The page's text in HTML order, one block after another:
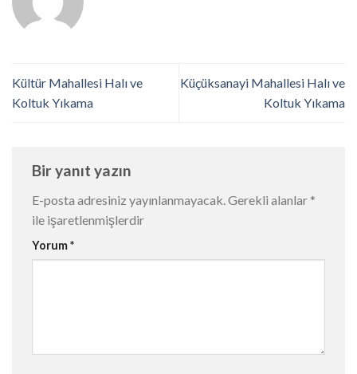
Kültür Mahallesi Halı ve
Koltuk Yıkama
Küçüksanayi Mahallesi Halı ve
Koltuk Yıkama
Bir yanıt yazın
E-posta adresiniz yayınlanmayacak.Gerekli alanlar *
ile işaretlenmişlerdir
Yorum*